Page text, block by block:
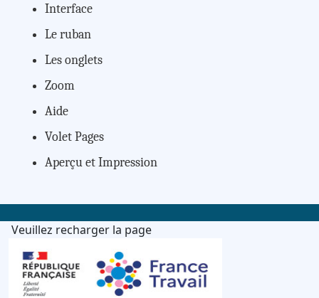
Interface
Le ruban
Les onglets
Zoom
Aide
Volet Pages
Aperçu et Impression
Veuillez recharger la page